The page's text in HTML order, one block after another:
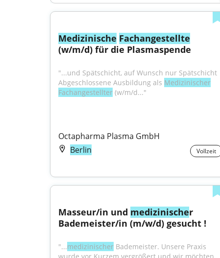
Medizinische Fachangestellte
(w/m/d) für die Plasmaspende
"...und Spätschicht, auf Wunsch nur Spätschicht
Abgeschlossene Ausbildung als Medizinischer
Fachangestellter (w/m/d..."
Octapharma Plasma GmbH
Berlin
Vollzeit
Masseur/in und medizinischer
Bademeister/in (m/w/d) gesucht !
"...medizinischer Bademeister. Unsere Praxis